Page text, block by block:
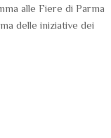
alle Fiere di Parma
delle iniziative dei